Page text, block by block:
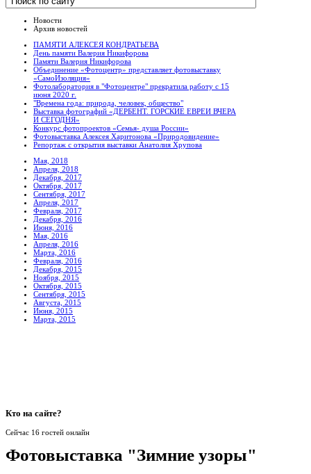
Новости
Архив новостей
ПАМЯТИ АЛЕКСЕЯ КОНДРАТЬЕВА
День памяти Валерия Никифорова
Памяти Валерия Никифорова
Объединение «Фотоцентр» представляет фотовыставку
«СамоИзоляция»
Фотолаборатория в "Фотоцентре" прекратила работу с 15
июня 2020 г.
"Времена года: природа, человек, общество"
Выставка фотографий «ДЕРБЕНТ. ГОРСКИЕ ЕВРЕИ ВЧЕРА
И СЕГОДНЯ»
Конкурс фотопроектов «Семья- душа России»
Фотовыставка Алексея Харитонова «Природовидение»
Репортаж с открытия выставки Анатолия Хрупова
Мая, 2018
Апреля, 2018
Декабря, 2017
Октября, 2017
Сентября, 2017
Апреля, 2017
Февраля, 2017
Декабря, 2016
Июня, 2016
Мая, 2016
Апреля, 2016
Марта, 2016
Февраля, 2016
Декабря, 2015
Ноября, 2015
Октября, 2015
Сентября, 2015
Августа, 2015
Июня, 2015
Марта, 2015
Кто на сайте?
Сейчас 16 гостей онлайн
Фотовыставка "Зимние узоры"